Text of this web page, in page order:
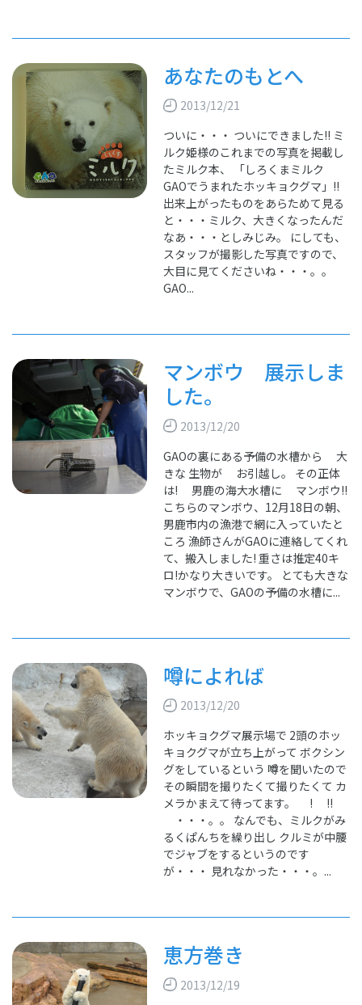
あなたのもとへ
2013/12/21
ついに・・・ ついにできました!! ミ
ルク姫様のこれまでの写真を掲載し
たミルク本、 「しろくまミルク
GAOでうまれたホッキョクグマ」!!
出来上がったものをあらためて見る
と・・・ミルク、大きくなったんだ
なあ・・・としみじみ。 にしても、
スタッフが撮影した写真ですので、
大目に見てくださいね・・・。。
GAO...
マンボウ 展示しま
した。
2013/12/20
GAOの裏にある予備の水槽から 大
きな 生物が お引越し。 その正体
は! 男鹿の海大水槽に マンボウ!!
こちらのマンボウ、12月18日の朝、
男鹿市内の漁港で網に入っていたと
ころ 漁師さんがGAOに連絡してくれ
て、搬入しました! 重さは推定40キ
ロ!かなり大きいです。 とても大きな
マンボウで、GAOの予備の水槽に...
噂によれば
2013/12/20
ホッキョクグマ展示場で 2頭のホッ
キョクグマが立ち上がって ボクシン
グをしているという 噂を聞いたので
その瞬間を撮りたくて撮りたくて カ
メラかまえて待ってます。 ! !!
・・・。。 なんでも、ミルクがみ
るくぱんちを繰り出し クルミが中腰
でジャブをするというのです
が・・・ 見れなかった・・・。...
恵方巻き
2013/12/19